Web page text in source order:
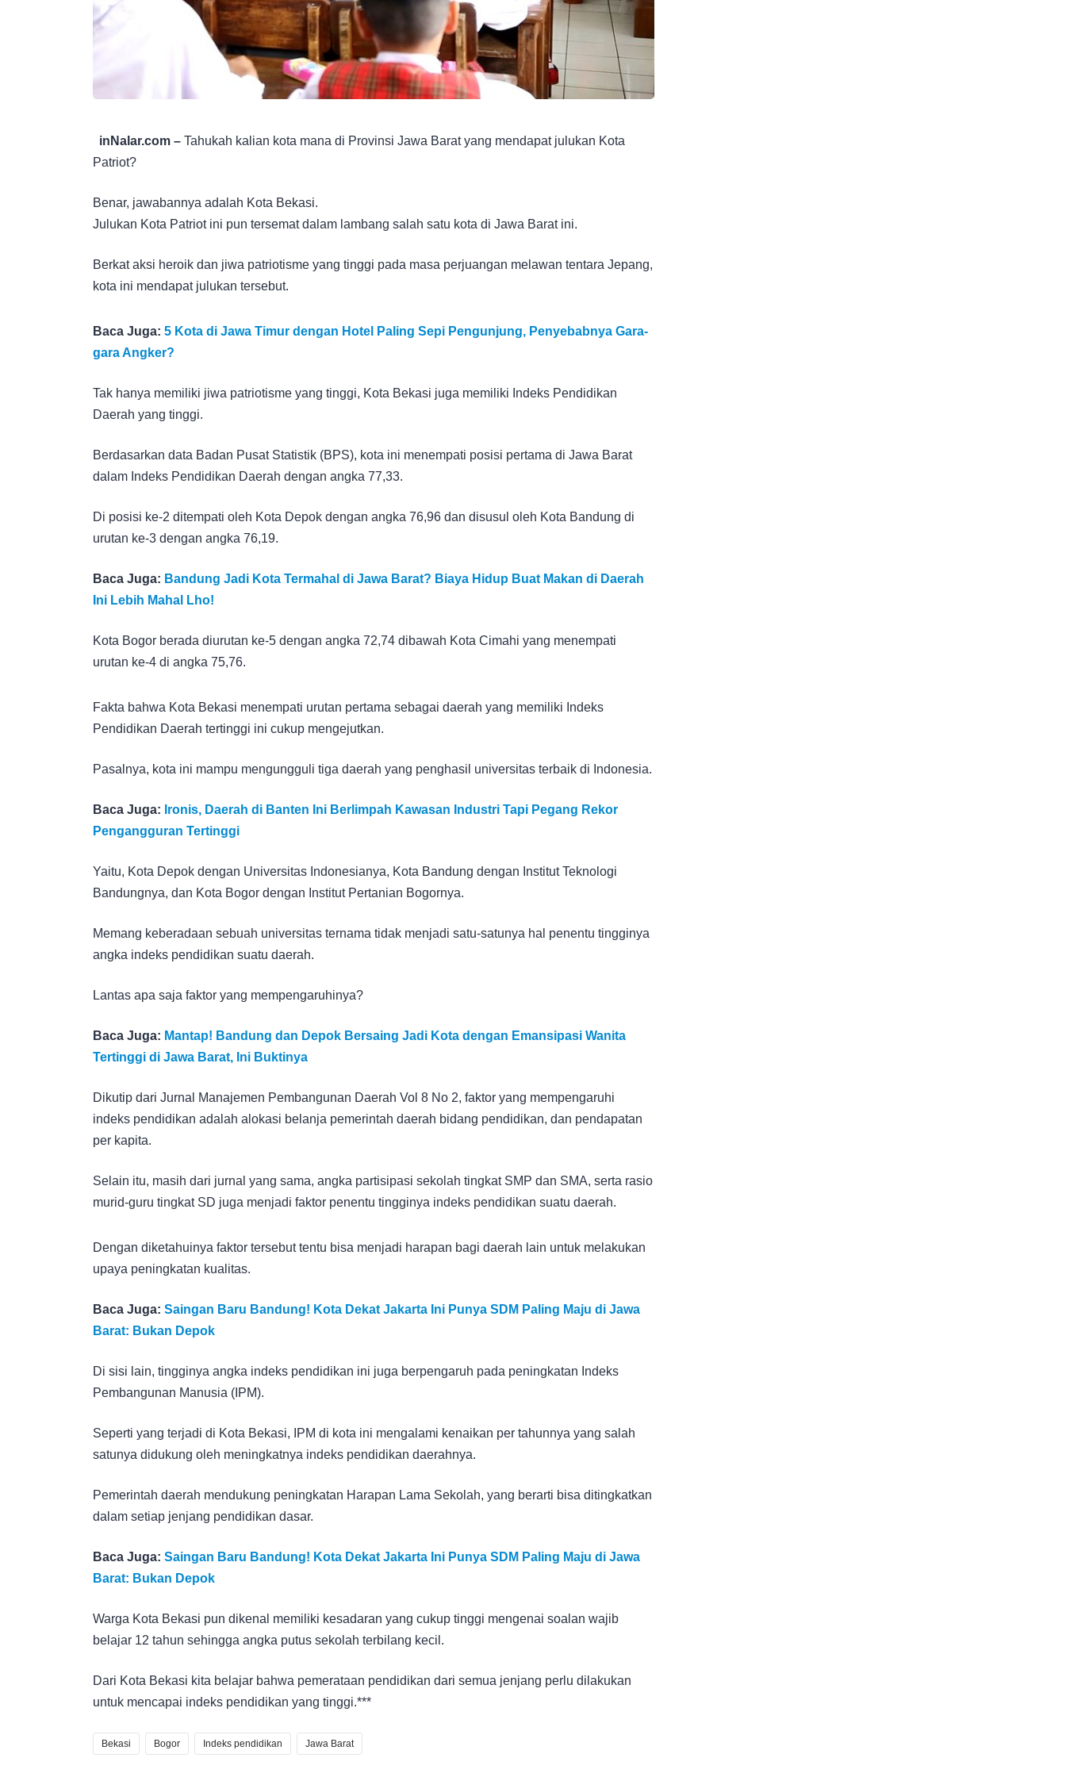
inNalar.com – Tahukah kalian kota mana di Provinsi Jawa Barat yang mendapat julukan Kota
Patriot?
Benar, jawabannya adalah Kota Bekasi.
Julukan Kota Patriot ini pun tersemat dalam lambang salah satu kota di Jawa Barat ini.
Berkat aksi heroik dan jiwa patriotisme yang tinggi pada masa perjuangan melawan tentara Jepang,
kota ini mendapat julukan tersebut.
Baca Juga: 5 Kota di Jawa Timur dengan Hotel Paling Sepi Pengunjung, Penyebabnya Gara-
gara Angker?
Tak hanya memiliki jiwa patriotisme yang tinggi, Kota Bekasi juga memiliki Indeks Pendidikan
Daerah yang tinggi.
Berdasarkan data Badan Pusat Statistik (BPS), kota ini menempati posisi pertama di Jawa Barat
dalam Indeks Pendidikan Daerah dengan angka 77,33.
Di posisi ke-2 ditempati oleh Kota Depok dengan angka 76,96 dan disusul oleh Kota Bandung di
urutan ke-3 dengan angka 76,19.
Baca Juga: Bandung Jadi Kota Termahal di Jawa Barat? Biaya Hidup Buat Makan di Daerah
Ini Lebih Mahal Lho!
Kota Bogor berada diurutan ke-5 dengan angka 72,74 dibawah Kota Cimahi yang menempati
urutan ke-4 di angka 75,76.
Fakta bahwa Kota Bekasi menempati urutan pertama sebagai daerah yang memiliki Indeks
Pendidikan Daerah tertinggi ini cukup mengejutkan.
Pasalnya, kota ini mampu mengungguli tiga daerah yang penghasil universitas terbaik di Indonesia.
Baca Juga: Ironis, Daerah di Banten Ini Berlimpah Kawasan Industri Tapi Pegang Rekor
Pengangguran Tertinggi
Yaitu, Kota Depok dengan Universitas Indonesianya, Kota Bandung dengan Institut Teknologi
Bandungnya, dan Kota Bogor dengan Institut Pertanian Bogornya.
Memang keberadaan sebuah universitas ternama tidak menjadi satu-satunya hal penentu tingginya
angka indeks pendidikan suatu daerah.
Lantas apa saja faktor yang mempengaruhinya?
Baca Juga: Mantap! Bandung dan Depok Bersaing Jadi Kota dengan Emansipasi Wanita
Tertinggi di Jawa Barat, Ini Buktinya
Dikutip dari Jurnal Manajemen Pembangunan Daerah Vol 8 No 2, faktor yang mempengaruhi
indeks pendidikan adalah alokasi belanja pemerintah daerah bidang pendidikan, dan pendapatan
per kapita.
Selain itu, masih dari jurnal yang sama, angka partisipasi sekolah tingkat SMP dan SMA, serta rasio
murid-guru tingkat SD juga menjadi faktor penentu tingginya indeks pendidikan suatu daerah.
Dengan diketahuinya faktor tersebut tentu bisa menjadi harapan bagi daerah lain untuk melakukan
upaya peningkatan kualitas.
Baca Juga: Saingan Baru Bandung! Kota Dekat Jakarta Ini Punya SDM Paling Maju di Jawa
Barat: Bukan Depok
Di sisi lain, tingginya angka indeks pendidikan ini juga berpengaruh pada peningkatan Indeks
Pembangunan Manusia (IPM).
Seperti yang terjadi di Kota Bekasi, IPM di kota ini mengalami kenaikan per tahunnya yang salah
satunya didukung oleh meningkatnya indeks pendidikan daerahnya.
Pemerintah daerah mendukung peningkatan Harapan Lama Sekolah, yang berarti bisa ditingkatkan
dalam setiap jenjang pendidikan dasar.
Baca Juga: Saingan Baru Bandung! Kota Dekat Jakarta Ini Punya SDM Paling Maju di Jawa
Barat: Bukan Depok
Warga Kota Bekasi pun dikenal memiliki kesadaran yang cukup tinggi mengenai soalan wajib
belajar 12 tahun sehingga angka putus sekolah terbilang kecil.
Dari Kota Bekasi kita belajar bahwa pemerataan pendidikan dari semua jenjang perlu dilakukan
untuk mencapai indeks pendidikan yang tinggi.***
Bekasi Bogor Indeks pendidikan Jawa Barat